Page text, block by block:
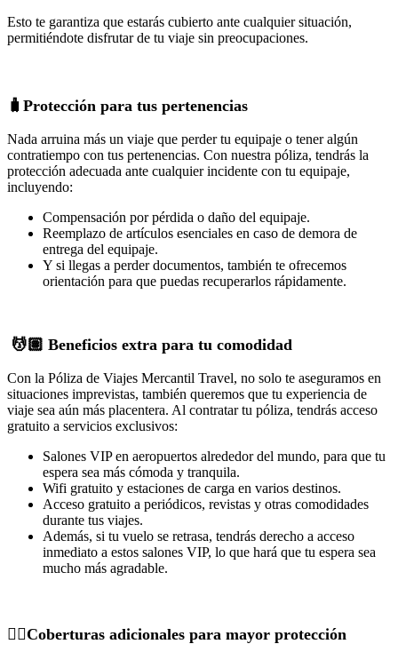
Esto te garantiza que estarás cubierto ante cualquier situación,
permitiéndote disfrutar de tu viaje sin preocupaciones.
🧳Protección para tus pertenencias
Nada arruina más un viaje que perder tu equipaje o tener algún
contratiempo con tus pertenencias. Con nuestra póliza, tendrás la
protección adecuada ante cualquier incidente con tu equipaje,
incluyendo:
Compensación por pérdida o daño del equipaje.
Reemplazo de artículos esenciales en caso de demora de
entrega del equipaje.
Y si llegas a perder documentos, también te ofrecemos
orientación para que puedas recuperarlos rápidamente.
💆🏽 Beneficios extra para tu comodidad
Con la Póliza de Viajes Mercantil Travel, no solo te aseguramos en
situaciones imprevistas, también queremos que tu experiencia de
viaje sea aún más placentera. Al contratar tu póliza, tendrás acceso
gratuito a servicios exclusivos:
Salones VIP en aeropuertos alrededor del mundo, para que tu
espera sea más cómoda y tranquila.
Wifi gratuito y estaciones de carga en varios destinos.
Acceso gratuito a periódicos, revistas y otras comodidades
durante tus viajes.
Además, si tu vuelo se retrasa, tendrás derecho a acceso
inmediato a estos salones VIP, lo que hará que tu espera sea
mucho más agradable.
👌🏽Coberturas adicionales para mayor protección